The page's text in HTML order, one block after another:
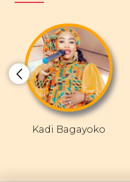
Kadi Bagayoko